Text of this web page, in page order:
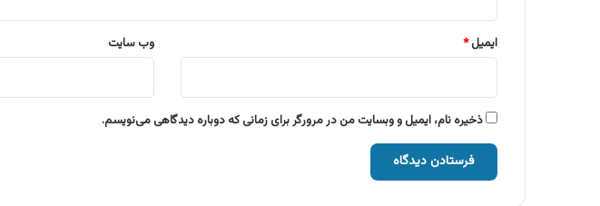
ایمیل* وب‌ سایت
ذخیره نام، ایمیل و وبسایت من در مرورگر برای زمانی که دوباره دیدگاهی می‌نویسم.